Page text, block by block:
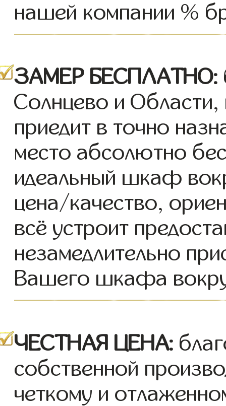
нашей компании %
ЗАМЕР БЕСПЛАТНО:
Солнцево и
приедит в точно
место абсолютно
идеальный шкаф
цена/качество,
всё устроит
незамедлительно
Вашего шкафа
ЧЕСТНАЯ ЦЕНА:
собственной
четкому и